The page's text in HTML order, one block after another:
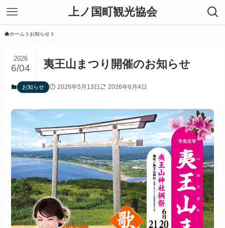
上ノ国町観光協会
ホーム お知らせ
夷王山まつり開催のお知らせ
2026
6/04
お知らせ 2026年5月13日 2026年6月4日